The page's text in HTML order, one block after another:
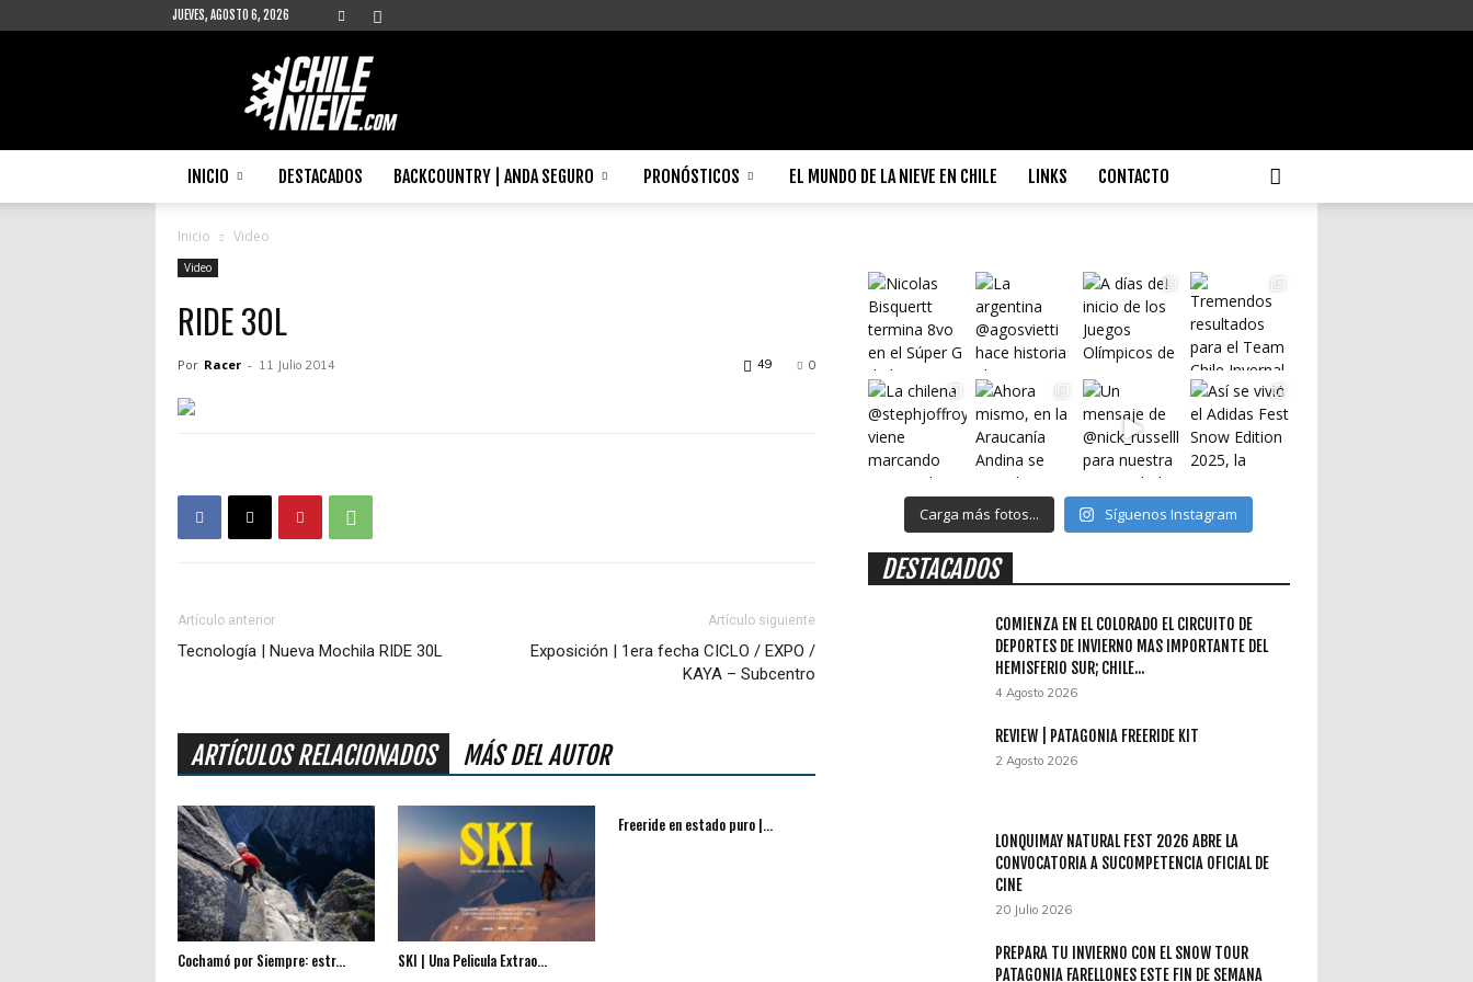
JUEVES, AGOSTO 6, 2026
Chilenieve
INICIO DESTACADOS BACKCOUNTRY | ANDA SEGURO PRONÓSTICOS EL MUNDO DE LA NIEVE EN CHILE LINKS CONTACTO
Inicio Video
Video
RIDE 30L
Por Racer - 11 Julio 2014 0
49
Artículo anterior
Tecnología | Nueva Mochila RIDE 30L
Artículo siguiente
Exposición | 1era fecha CICLO / EXPO /
KAYA – Subcentro
ARTÍCULOS RELACIONADOS MÁS DEL AUTOR
Cochamó por Siempre: estr... SKI | Una Pelicula Extrao...
Freeride en estado puro |...
Carga más fotos... Síguenos Instagram
DESTACADOS
COMIENZA EN EL COLORADO EL CIRCUITO DE
DEPORTES DE INVIERNO MAS IMPORTANTE DEL
HEMISFERIO SUR; CHILE...
4 Agosto 2026
REVIEW | PATAGONIA FREERIDE KIT
2 Agosto 2026
LONQUIMAY NATURAL FEST 2026 ABRE LA
CONVOCATORIA A SUCOMPETENCIA OFICIAL DE
CINE
20 Julio 2026
PREPARA TU INVIERNO CON EL SNOW TOUR
PATAGONIA FARELLONES ESTE FIN DE SEMANA